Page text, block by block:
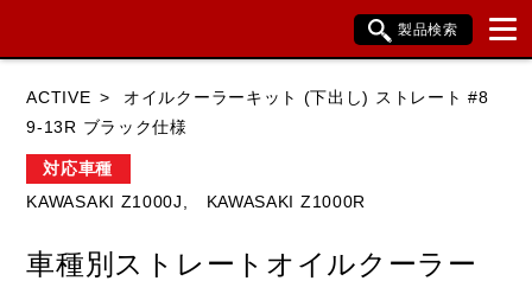
製品検索
車種検索
HONDA YAMAHA SUZUKI
KAWASAKI BMW DUCATI
ACTIVE
オイルクーラーキット (下出し) ストレート #8
9-13R ブラック仕様
対応車種
KAWASAKI Z1000J,
KAWASAKI Z1000R
車種別ストレートオイルクーラー